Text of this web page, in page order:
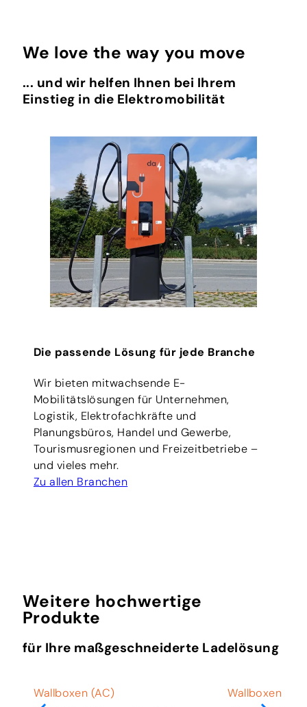
We love the way you move
... und wir helfen Ihnen bei Ihrem
Einstieg in die Elektromobilität
Die passende Lösung für jede Branche
Wir bieten mitwachsende E-
Mobilitätslösungen für Unternehmen,
Logistik, Elektrofachkräfte und
Planungsbüros, Handel und Gewerbe,
Tourismusregionen und Freizeitbetriebe –
und vieles mehr.
Zu allen Branchen
Weitere hochwertige
Produkte
für Ihre maßgeschneiderte Ladelösung
Wallboxen (AC)
Wallboxen